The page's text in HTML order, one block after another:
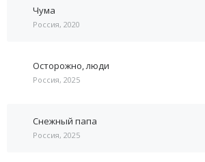
Чума
Россия, 2020
Осторожно, люди
Россия, 2025
Снежный папа
Россия, 2025